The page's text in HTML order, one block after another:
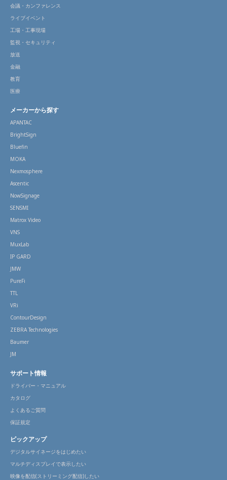
会議・カンファレンス
ライブイベント
工場・工事現場
監視・セキュリティ
放送
金融
教育
医療
メーカーから探す
APANTAC
BrightSign
Bluefin
MOKA
Nexmosphere
Ascentic
NowSignage
SENSMI
Matrox Video
VNS
MuxLab
IP GARD
JMW
PureFi
TTL
VRi
ContourDesign
ZEBRA Technologies
Baumer
JM
サポート情報
ドライバー・マニュアル
カタログ
よくあるご質問
保証規定
ピックアップ
デジタルサイネージをはじめたい
マルチディスプレイで表示したい
映像を配信(ストリーミング配信)したい